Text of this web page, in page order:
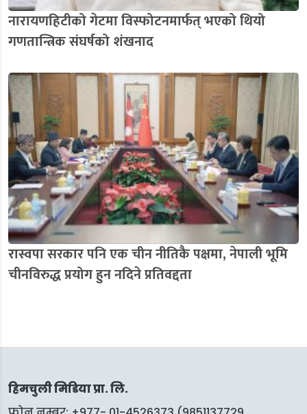
नारायणहिटीको गेटमा विस्फोटनमार्फत् भएको थियो
गणतान्त्रिक संघर्षको शंखनाद
रास्वपा सरकार पनि एक चीन नीतिकै पक्षमा, नेपाली भूमि
चीनविरुद्ध प्रयोग हुन नदिने प्रतिवद्दता
हिमचुली मिडिया प्रा. लि.